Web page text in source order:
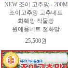
NEW 조이 고추망 - 200M
조이고추망 고추네트
화훼망 작물망
원예용네트 절화망
25,500원